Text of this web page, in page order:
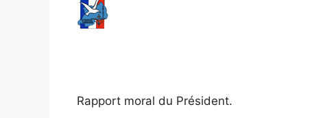
Rapport moral du Président.